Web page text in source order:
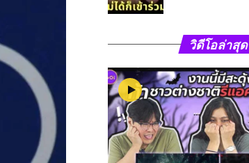
วิดีโอล่าสุด